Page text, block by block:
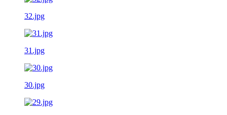
32.jpg
31.jpg
30.jpg